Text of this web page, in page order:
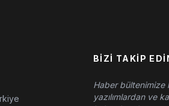
BIZI TAKIP
Haber bültenimize
yazılımlardan ve